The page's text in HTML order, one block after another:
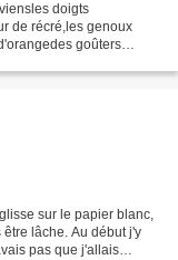
doigts
de récré,les genoux
goûters
sur le papier blanc,
lâche. Au début j'y
pas que j'allais